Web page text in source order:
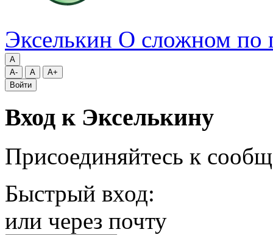
Экселькин О сложном по
A
A-
A
A+
Войти
Вход к Экселькину
Присоединяйтесь к
Быстрый вход:
или через почту